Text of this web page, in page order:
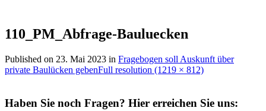
110_PM_Abfrage-Bauluecken
Published on 23. Mai 2023 in Fragebogen soll Auskunft über
private Baulücken gebenFull resolution (1219 × 812)
Haben Sie noch Fragen? Hier erreichen Sie uns: